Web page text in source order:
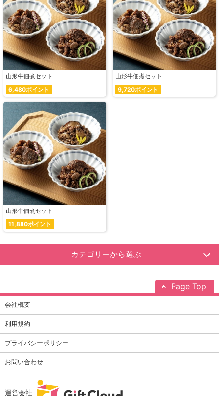
山形牛佃煮セット
6,480ポイント
山形牛佃煮セット
9,720ポイント
山形牛佃煮セット
11,880ポイント
カテゴリーから選ぶ
Page Top
会社概要
利用規約
プライバシーポリシー
お問い合わせ
運営会社